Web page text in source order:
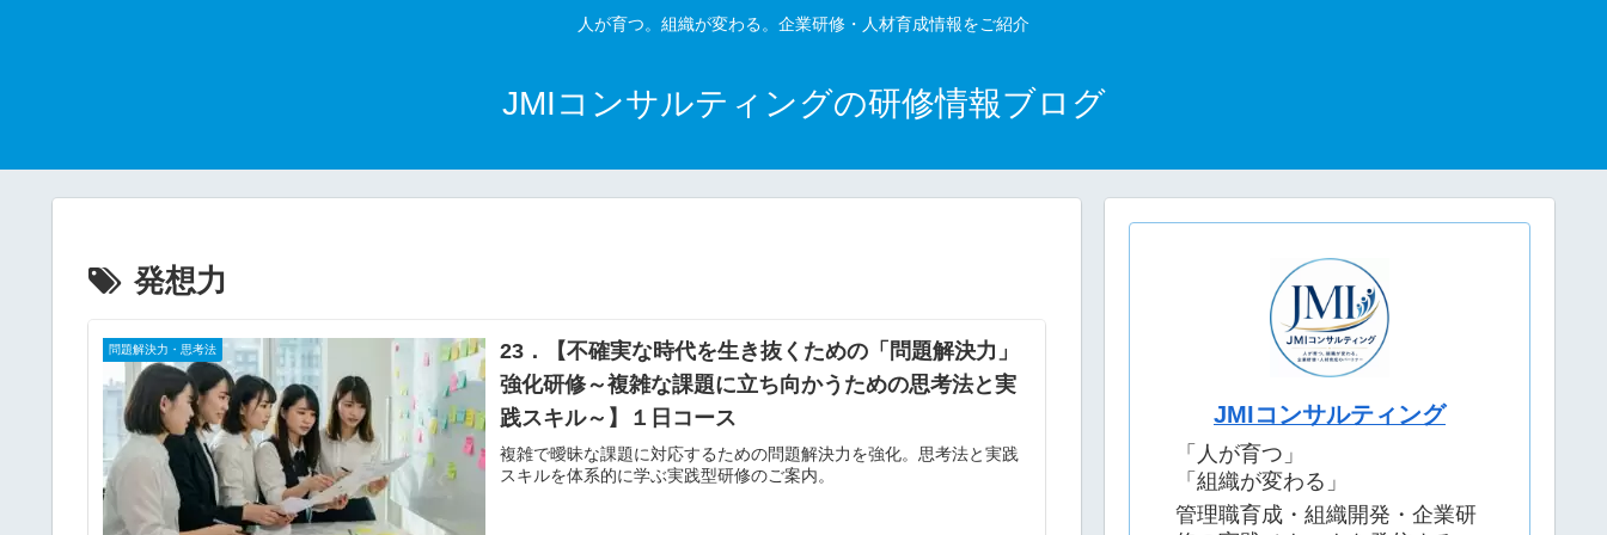
人が育つ。組織が変わる。企業研修・人材育成情報をご紹介
JMIコンサルティングの研修情報ブログ
発想力
問題解決力・思考法
23．【不確実な時代を生き抜くための「問題解決力」
強化研修～複雑な課題に立ち向かうための思考法と実
践スキル～】１日コース
複雑で曖昧な課題に対応するための問題解決力を強化。思考法と実践
スキルを体系的に学ぶ実践型研修のご案内。
JMIコンサルティング
「人が育つ」
「組織が変わる」
管理職育成・組織開発・企業研